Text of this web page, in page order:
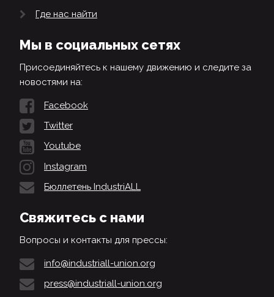
Где нас найти
Мы в социальных сетях
Присоединяйтесь к нашему движению и следите за
новостями на:
Facebook
Twitter
Youtube
Instagram
Бюллетень IndustriALL
Свяжитесь с нами
Вопросы и контакты для прессы:
info@industriall-union.org
press@industriall-union.org